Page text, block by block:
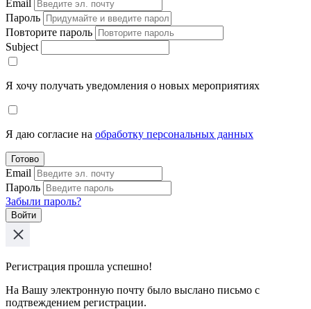
Email
Пароль
Повторите пароль
Subject
Я хочу получать уведомления о новых мероприятиях
Я даю согласие на обработку персональных данных
Готово
Email
Пароль
Забыли пароль?
Войти
Регистрация прошла успешно!
На Вашу электронную почту было выслано письмо с
подтвеждением регистрации.